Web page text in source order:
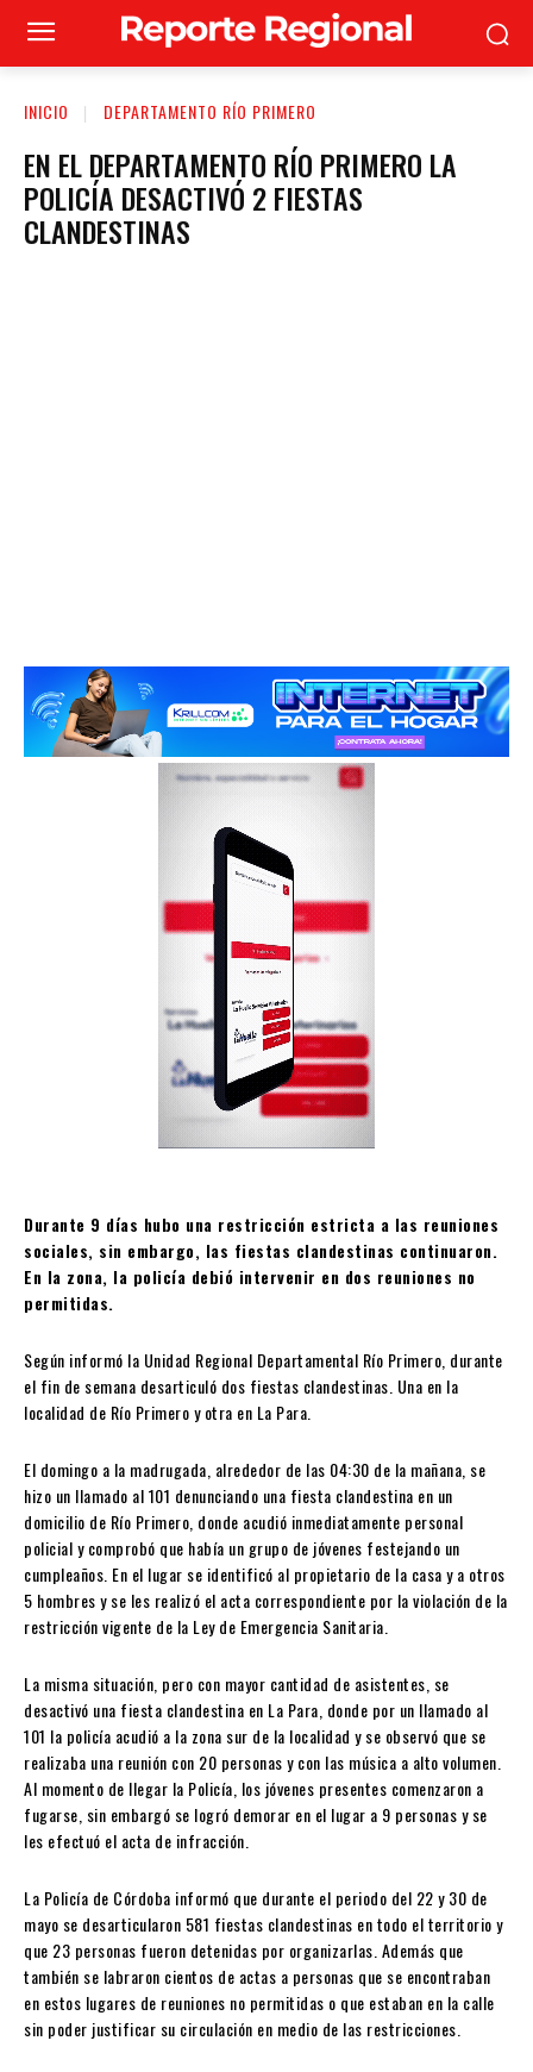
INICIO DEPARTAMENTO RÍO PRIMERO
EN EL DEPARTAMENTO RÍO PRIMERO LA
POLICÍA DESACTIVÓ 2 FIESTAS
CLANDESTINAS
Durante 9 días hubo una restricción estricta a las reuniones
sociales, sin embargo, las fiestas clandestinas continuaron.
En la zona, la policía debió intervenir en dos reuniones no
permitidas.
Según informó la Unidad Regional Departamental Río Primero, durante
el fin de semana desarticuló dos fiestas clandestinas. Una en la
localidad de Río Primero y otra en La Para.
El domingo a la madrugada, alrededor de las 04:30 de la mañana, se
hizo un llamado al 101 denunciando una fiesta clandestina en un
domicilio de Río Primero, donde acudió inmediatamente personal
policial y comprobó que había un grupo de jóvenes festejando un
cumpleaños. En el lugar se identificó al propietario de la casa y a otros
5 hombres y se les realizó el acta correspondiente por la violación de la
restricción vigente de la Ley de Emergencia Sanitaria.
La misma situación, pero con mayor cantidad de asistentes, se
desactivó una fiesta clandestina en La Para, donde por un llamado al
101 la policía acudió a la zona sur de la localidad y se observó que se
realizaba una reunión con 20 personas y con las música a alto volumen.
Al momento de llegar la Policía, los jóvenes presentes comenzaron a
fugarse, sin embargó se logró demorar en el lugar a 9 personas y se
les efectuó el acta de infracción.
La Policía de Córdoba informó que durante el periodo del 22 y 30 de
mayo se desarticularon 581 fiestas clandestinas en todo el territorio y
que 23 personas fueron detenidas por organizarlas. Además que
también se labraron cientos de actas a personas que se encontraban
en estos lugares de reuniones no permitidas o que estaban en la calle
sin poder justificar su circulación en medio de las restricciones.